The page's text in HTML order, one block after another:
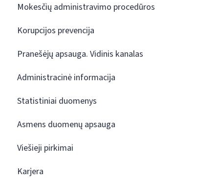
Mokesčių administravimo procedūros
Korupcijos prevencija
Pranešėjų apsauga. Vidinis kanalas
Administracinė informacija
Statistiniai duomenys
Asmens duomenų apsauga
Viešieji pirkimai
Karjera